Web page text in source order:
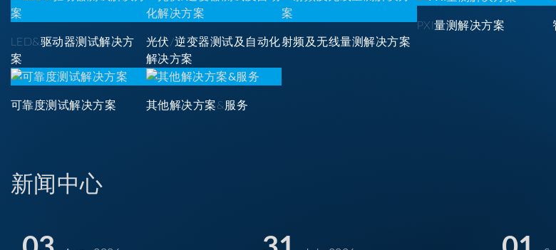
LED&驱动器测试解决方
案
光伏/逆变器测试及自动化
解决方案
射频及无线量测解决方案
PXI量测解决方案
可靠度测试解决方案 其他解决方案&服务
新闻中心